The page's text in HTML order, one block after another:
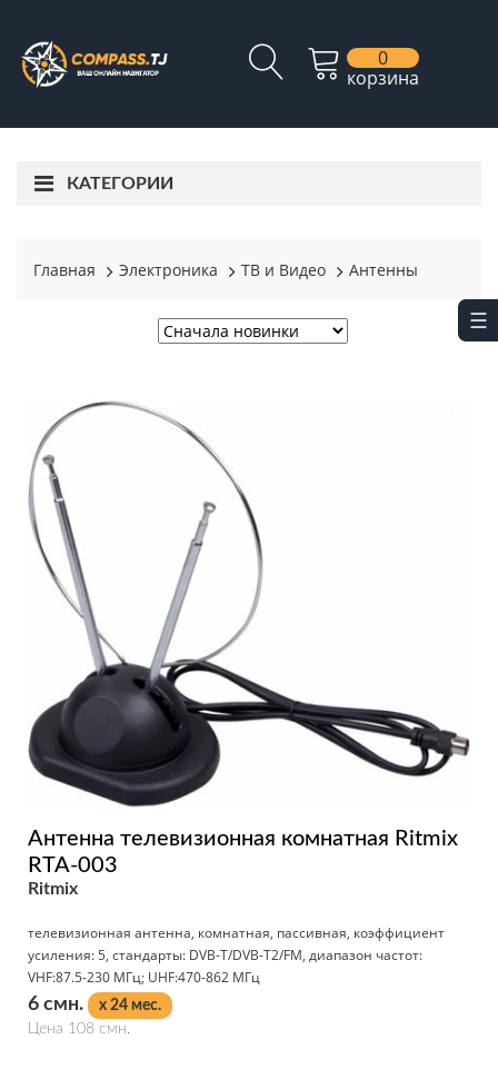
0
корзина
КАТЕГОРИИ
Главная Электроника ТВ и Видео Антенны
Антенна телевизионная комнатная Ritmix
RTA-003
Ritmix
телевизионная антенна, комнатная, пассивная, коэффициент
усиления: 5, стандарты: DVB-T/DVB-T2/FM, диапазон частот:
VHF:87.5-230 МГц; UHF:470-862 МГц
6 смн.
x 24 мес.
Цена 108 смн.